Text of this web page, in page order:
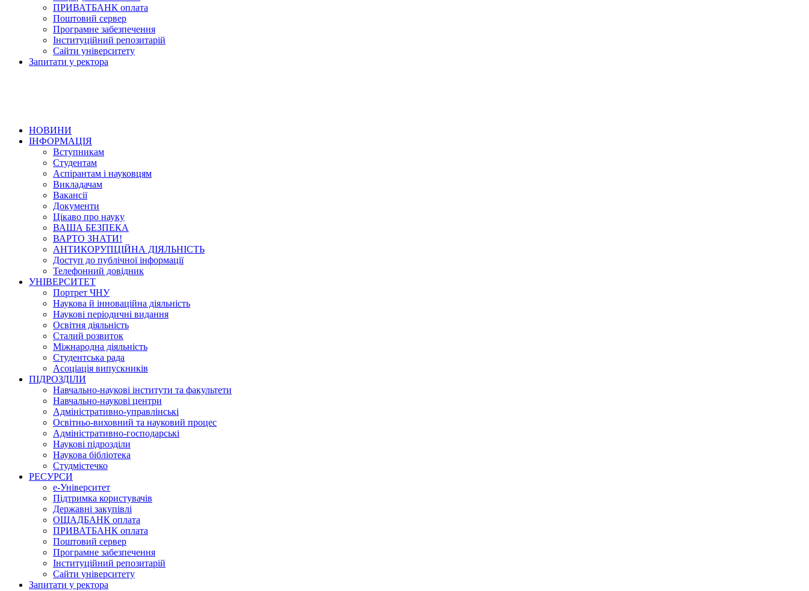
ПРИВАТБАНК оплата
Поштовий сервер
Програмне забезпечення
Інституційний репозитарій
Сайти університету
Запитати у ректора
НОВИНИ
ІНФОРМАЦІЯ
Вступникам
Студентам
Аспірантам і науковцям
Викладачам
Вакансії
Документи
Цікаво про науку
ВАША БЕЗПЕКА
ВАРТО ЗНАТИ!
АНТИКОРУПЦІЙНА ДІЯЛЬНІСТЬ
Доступ до публічної інформації
Телефонний довідник
УНІВЕРСИТЕТ
Портрет ЧНУ
Наукова й інноваційна діяльність
Наукові періодичні видання
Освітня діяльність
Сталий розвиток
Міжнародна діяльність
Студентська рада
Асоціація випускників
ПІДРОЗДІЛИ
Навчально-наукові інститути та факультети
Навчально-наукові центри
Адміністративно-управлінські
Освітньо-виховний та науковий процес
Адміністративно-господарські
Наукові підрозділи
Наукова бібліотека
Студмістечко
РЕСУРСИ
е-Університет
Підтримка користувачів
Державні закупівлі
ОЩАДБАНК оплата
ПРИВАТБАНК оплата
Поштовий сервер
Програмне забезпечення
Інституційний репозитарій
Сайти університету
Запитати у ректора